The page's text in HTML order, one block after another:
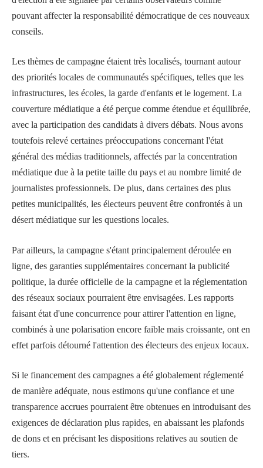
pouvant affecter la responsabilité démocratique de ces nouveaux
conseils.
Les thèmes de campagne étaient très localisés, tournant autour
des priorités locales de communautés spécifiques, telles que les
infrastructures, les écoles, la garde d'enfants et le logement. La
couverture médiatique a été perçue comme étendue et équilibrée,
avec la participation des candidats à divers débats. Nous avons
toutefois relevé certaines préoccupations concernant l'état
général des médias traditionnels, affectés par la concentration
médiatique due à la petite taille du pays et au nombre limité de
journalistes professionnels. De plus, dans certaines des plus
petites municipalités, les électeurs peuvent être confrontés à un
désert médiatique sur les questions locales.
Par ailleurs, la campagne s'étant principalement déroulée en
ligne, des garanties supplémentaires concernant la publicité
politique, la durée officielle de la campagne et la réglementation
des réseaux sociaux pourraient être envisagées. Les rapports
faisant état d'une concurrence pour attirer l'attention en ligne,
combinés à une polarisation encore faible mais croissante, ont en
effet parfois détourné l'attention des électeurs des enjeux locaux.
Si le financement des campagnes a été globalement réglementé
de manière adéquate, nous estimons qu'une confiance et une
transparence accrues pourraient être obtenues en introduisant des
exigences de déclaration plus rapides, en abaissant les plafonds
de dons et en précisant les dispositions relatives au soutien de
tiers.